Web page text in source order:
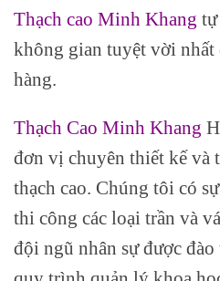
Thạch cao Minh Khang tự
không gian tuyệt vời nhất
hàng.
Thạch Cao Minh Khang
đơn vị chuyên thiết kế và
thạch cao. Chúng tôi có
thi công các loại trần và
đội ngũ nhân sự được